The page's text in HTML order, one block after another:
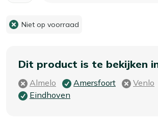
Niet op voorraad
Dit product is te bekijken
Almelo Amersfoort
Venlo
Eindhoven